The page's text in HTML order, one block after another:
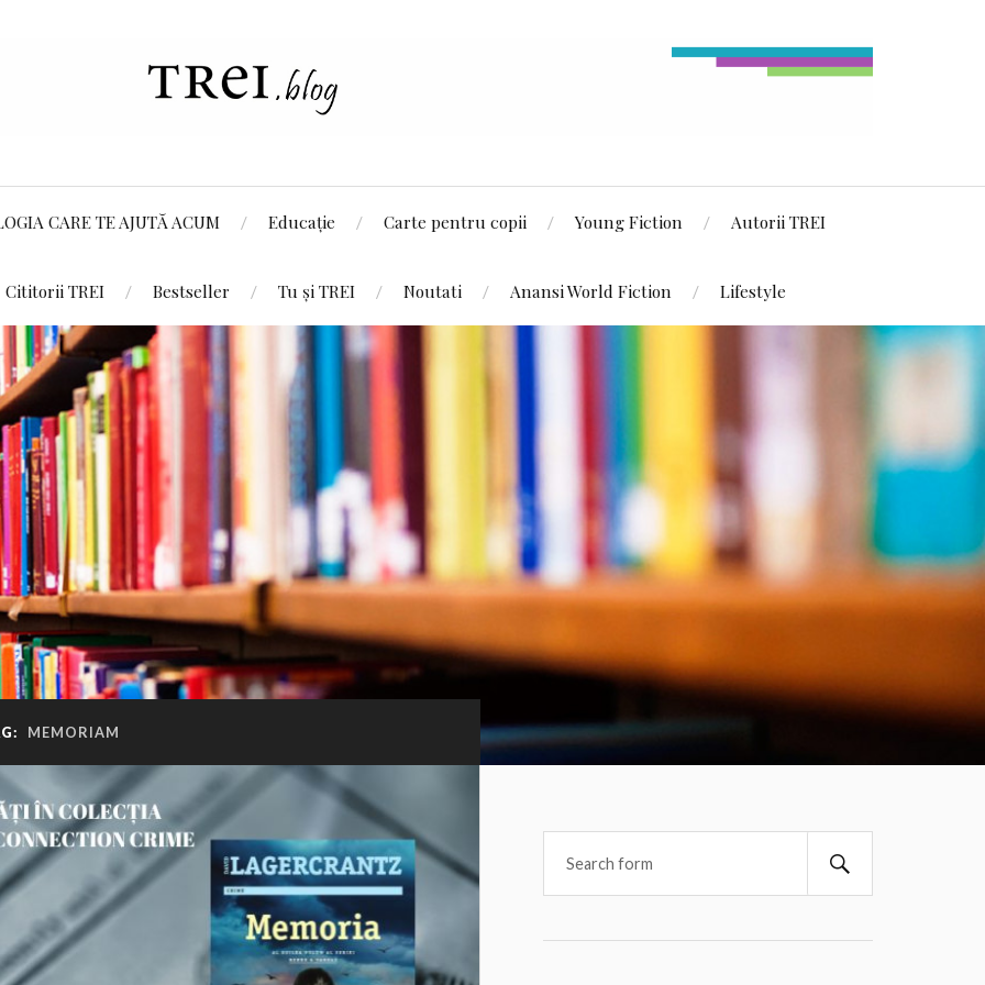
CARE TE AJUTĂ ACUM Educație Carte pentru copii Young Fiction Autorii TREI
Cititorii TREI Bestseller Tu și TREI Noutati Anansi World Fiction Lifestyle
MEMORIAM